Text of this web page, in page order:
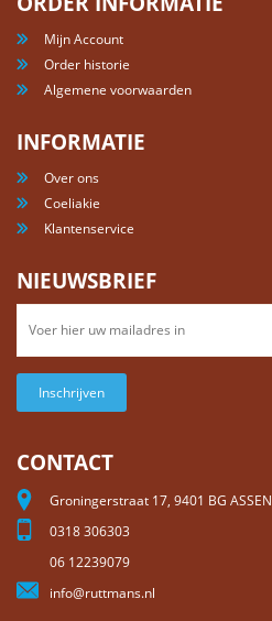
Mijn Account
Order historie
Algemene voorwaarden
INFORMATIE
Over ons
Coeliakie
Klantenservice
NIEUWSBRIEF
Inschrijven
CONTACT
Groningerstraat 17, 9401 BG ASSEN
0318 306303
06 12239079
info@ruttmans.nl